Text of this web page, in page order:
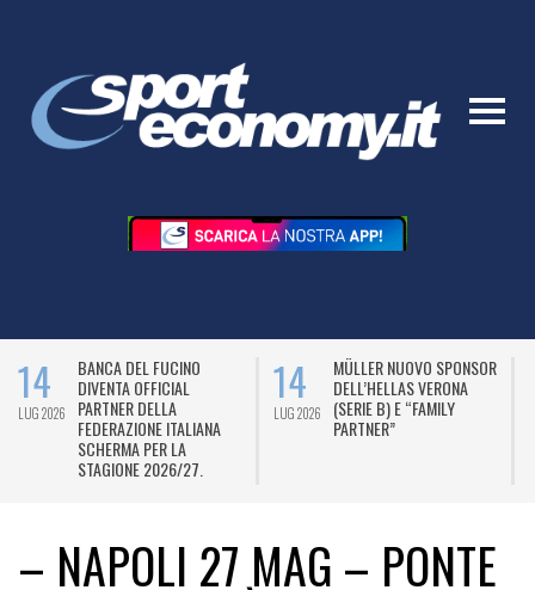
14
LUG 2026
BANCA DEL FUCINO
DIVENTA OFFICIAL
PARTNER DELLA
FEDERAZIONE ITALIANA
SCHERMA PER LA
STAGIONE 2026/27.
14
LUG 2026
MÜLLER NUOVO SPONSOR
DELL’HELLAS VERONA
(SERIE B) E “FAMILY
PARTNER”
– NAPOLI 27 MAG – PONTE